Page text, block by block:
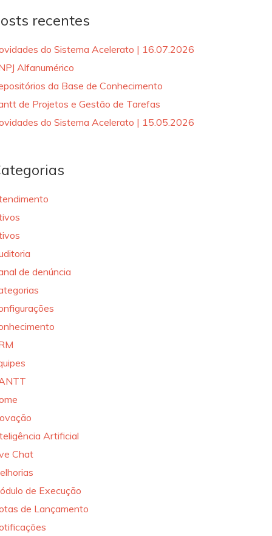
recentes
do Sistema Acelerato | 16.07.2026
Alfanumérico
da Base de Conhecimento
de Projetos e Gestão de Tarefas
do Sistema Acelerato | 15.05.2026
de denúncia
Artificial
Chat
de Execução
de Lançamento